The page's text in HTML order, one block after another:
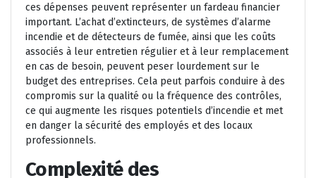
ces dépenses peuvent représenter un fardeau financier
important. L’achat d’extincteurs, de systèmes d’alarme
incendie et de détecteurs de fumée, ainsi que les coûts
associés à leur entretien régulier et à leur remplacement
en cas de besoin, peuvent peser lourdement sur le
budget des entreprises. Cela peut parfois conduire à des
compromis sur la qualité ou la fréquence des contrôles,
ce qui augmente les risques potentiels d’incendie et met
en danger la sécurité des employés et des locaux
professionnels.
Complexité des